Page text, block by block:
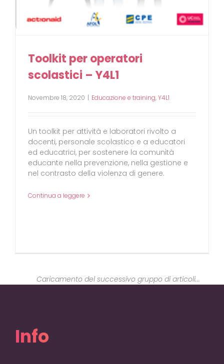
Toolkit per operatori
scolastici – Y4L1
Novembre 18, 2020 | Educazione e training,Y4L1
Un toolkit per attività e laboratori rivolto a
docenti, personale scolastico e a educatori
ed educatrici, per sostenere la comunità
educante nella prevenzione, nella gestione e
nel contrasto della violenza di genere.
Continua a leggere